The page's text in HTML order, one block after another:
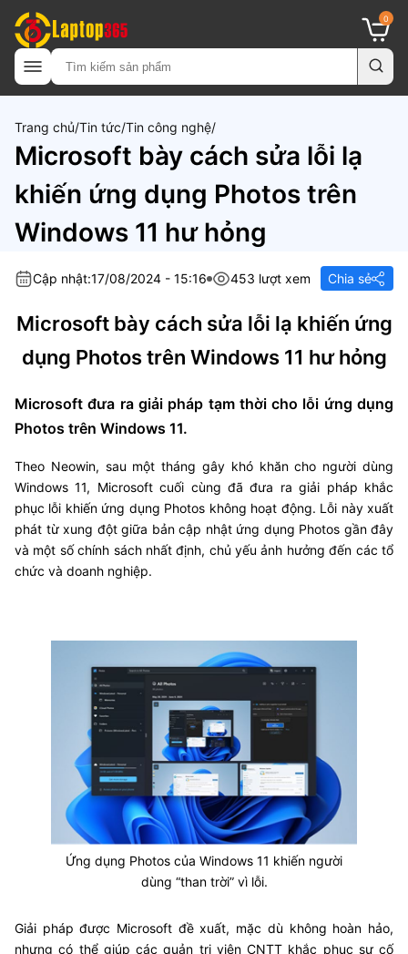
0
Trang chủ Tin tức Tin công nghệ
Microsoft bày cách sửa lỗi lạ
khiến ứng dụng Photos trên
Windows 11 hư hỏng
Cập nhật:17/08/2024 - 15:16 453 lượt xem Chia sẻ
Microsoft bày cách sửa lỗi lạ khiến ứng
dụng Photos trên Windows 11 hư hỏng
Microsoft đưa ra giải pháp tạm thời cho lỗi ứng dụng
Photos trên Windows 11.
Theo Neowin, sau một tháng gây khó khăn cho người dùng
Windows 11, Microsoft cuối cùng đã đưa ra giải pháp khắc
phục lỗi khiến ứng dụng Photos không hoạt động. Lỗi này xuất
phát từ xung đột giữa bản cập nhật ứng dụng Photos gần đây
và một số chính sách nhất định, chủ yếu ảnh hưởng đến các tổ
chức và doanh nghiệp.
Ứng dụng Photos của Windows 11 khiến người
dùng “than trời” vì lỗi.
Giải pháp được Microsoft đề xuất, mặc dù không hoàn hảo,
nhưng có thể giúp các quản trị viên CNTT khắc phục sự cố